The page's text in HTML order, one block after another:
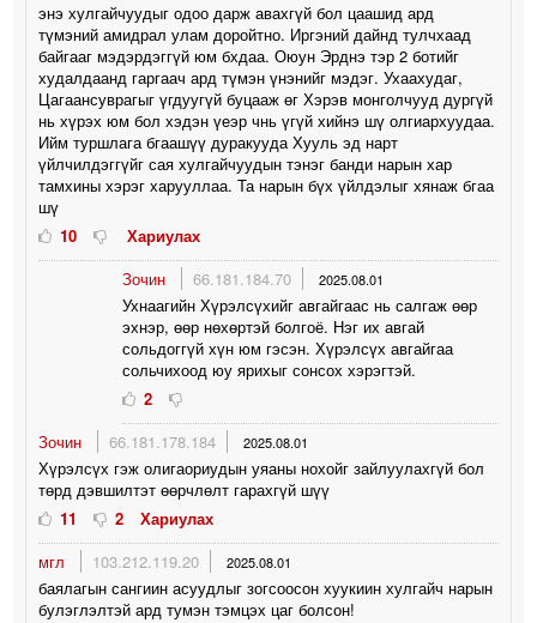
энэ хулгайчуудыг одоо дарж авахгүй бол цаашид ард
түмэний амидрал улам доройтно. Иргэний дайнд тулчхаад
байгааг мэдэрдэггүй юм бхдаа. Оюун Эрднэ тэр 2 ботийг
худалдаанд гаргаач ард түмэн үнэнийг мэдэг. Ухаахудаг,
Цагаансуврагыг үгдуугүй буцааж өг Хэрэв монголчууд дургүй
нь хүрэх юм бол хэдэн үеэр чнь үгүй хийнэ шү олгиархуудаа.
Ийм туршлага бгаашүү дуракууда Хууль эд нарт
үйлчилдэггүйг сая хулгайчуудын тэнэг банди нарын хар
тамхины хэрэг харууллаа. Та нарын бүх үйлдэлыг хянаж бгаа
шү
10
Хариулах
Зочин
66.181.184.70 2025.08.01
Ухнаагийн Хүрэлсүхийг авгайгаас нь салгаж өөр
эхнэр, өөр нөхөртэй болгоё. Нэг их авгай
сольдоггүй хүн юм гэсэн. Хүрэлсүх авгайгаа
сольчихоод юу ярихыг сонсох хэрэгтэй.
2
Зочин
66.181.178.184 2025.08.01
Хүрэлсүх гэж олигаориудын уяаны нохойг зайлуулахгүй бол
төрд дэвшилтэт өөрчлөлт гарахгүй шүү
11
2
Хариулах
мгл
103.212.119.20 2025.08.01
баялагын сангиин асуудлыг зогсоосон хуукиин хулгайч нарын
булэглэлтэй ард тумэн тэмцэх цаг болсон!